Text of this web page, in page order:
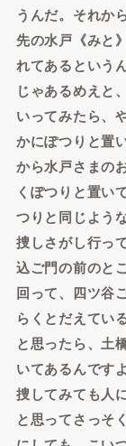
うんだ。それか
先の水戸《みと
れてあるという
じゃあるめえと
いってみたら、
かにぽつりと置
から水戸さまの
くぽつりと置い
つりと同じよう
捜しさがし行っ
込ご門の前のと
回って、四ツ谷
らくとだえてい
と思ったら、土
いてあるんです
捜してみても人
と思ってさっそ